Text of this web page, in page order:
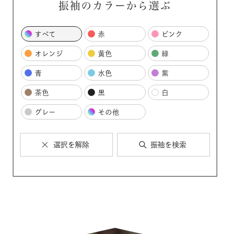
振袖のカラーから選ぶ
すべて 赤 ピンク
オレンジ 黄色 緑
青 水色 紫
茶色 黒 白
グレー その他
選択を解除 振袖を検索